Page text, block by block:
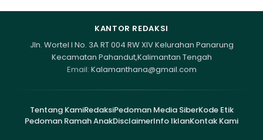
KANTOR REDAKSI
Jln. Wortel I No. 3A RT 004 RW XIV Kelurahan Panarung
Kecamatan Pahandut,Kalimantan Tengah
Email: Kalamanthana@gmail.com
Tentang KamiRedaksiPedoman Media SiberKode Etik
Pedoman Ramah AnakDisclaimerInfo IklanKontak Kami